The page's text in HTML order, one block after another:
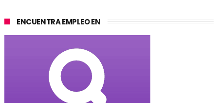
ENCUENTRA EMPLEO EN